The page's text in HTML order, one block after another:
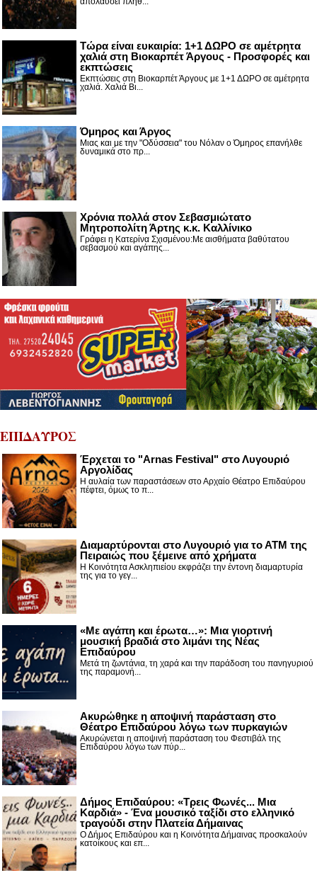
Τώρα είναι ευκαιρία: 1+1 ΔΩΡΟ σε αμέτρητα
χαλιά στη Βιοκαρπέτ Άργους - Προσφορές και
εκπτώσεις
Εκπτώσεις στη Βιοκαρπέτ Άργους με 1+1 ΔΩΡΟ σε αμέτρητα
χαλιά. Χαλιά Βι...
Όμηρος και Άργος
Μιας και με την "Οδύσσεια" του Νόλαν ο Όμηρος επανήλθε
δυναμικά στο πρ...
Χρόνια πολλά στον Σεβασμιώτατο
Μητροπολίτη Άρτης κ.κ. Καλλίνικο
Γράφει η Κατερίνα Σχισμένου:Με αισθήματα βαθύτατου
σεβασμού και αγάπης...
ΕΠΙΔΑΥΡΟΣ
Έρχεται το "Arnas Festival" στο Λυγουριό
Αργολίδας
Η αυλαία των παραστάσεων στο Αρχαίο Θέατρο Επιδαύρου
πέφτει, όμως το π...
Διαμαρτύρονται στο Λυγουριό για το ΑΤΜ της
Πειραιώς που ξέμεινε από χρήματα
Η Κοινότητα Ασκληπιείου εκφράζει την έντονη διαμαρτυρία
της για το γεγ...
«Με αγάπη και έρωτα…»: Μια γιορτινή
μουσική βραδιά στο λιμάνι της Νέας
Επιδαύρου
Μετά τη ζωντάνια, τη χαρά και την παράδοση του πανηγυριού
της παραμονή...
Ακυρώθηκε η αποψινή παράσταση στο
Θέατρο Επιδαύρου λόγω των πυρκαγιών
Ακυρώνεται η αποψινή παράσταση του Φεστιβάλ της
Επιδαύρου λόγω των πύρ...
Δήμος Επιδαύρου: «Τρεις Φωνές... Μια
Καρδιά» - Ένα μουσικό ταξίδι στο ελληνικό
τραγούδι στην Πλατεία Δήμαινας
Ο Δήμος Επιδαύρου και η Κοινότητα Δήμαινας προσκαλούν
κατοίκους και επ...